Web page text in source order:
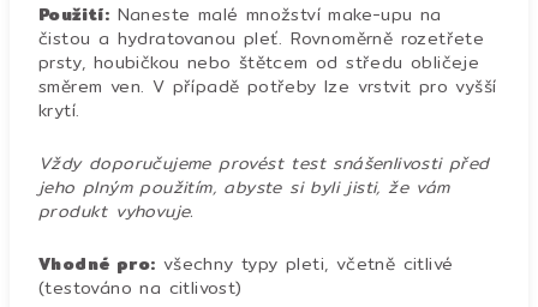
Použití: Naneste malé množství make-upu na
čistou a hydratovanou pleť. Rovnoměrně rozetřete
prsty, houbičkou nebo štětcem od středu obličeje
směrem ven. V případě potřeby lze vrstvit pro vyšší
krytí.
Vždy doporučujeme provést test snášenlivosti před
jeho plným použitím, abyste si byli jisti, že vám
produkt vyhovuje.
Vhodné pro: všechny typy pleti, včetně citlivé
(testováno na citlivost)